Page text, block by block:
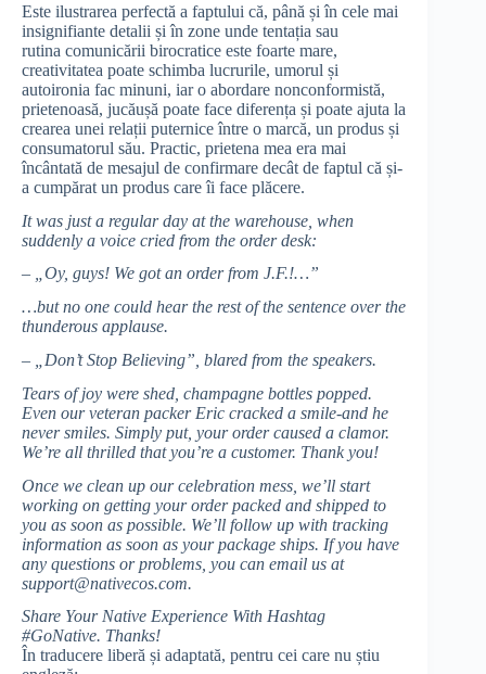
Este ilustrarea perfectă a faptului că, până și în cele mai
insignifiante detalii și în zone unde tentația sau
rutina comunicării birocratice este foarte mare,
creativitatea poate schimba lucrurile, umorul și
autoironia fac minuni, iar o abordare nonconformistă,
prietenoasă, jucăușă poate face diferența și poate ajuta la
crearea unei relații puternice între o marcă, un produs și
consumatorul său. Practic, prietena mea era mai
încântată de mesajul de confirmare decât de faptul că și-
a cumpărat un produs care îi face plăcere.
It was just a regular day at the warehouse, when
suddenly a voice cried from the order desk:
– „Oy, guys! We got an order from J.F.!…”
…but no one could hear the rest of the sentence over the
thunderous applause.
– „Don’t Stop Believing”, blared from the speakers.
Tears of joy were shed, champagne bottles popped.
Even our veteran packer Eric cracked a smile-and he
never smiles. Simply put, your order caused a clamor.
We’re all thrilled that you’re a customer. Thank you!
Once we clean up our celebration mess, we’ll start
working on getting your order packed and shipped to
you as soon as possible. We’ll follow up with tracking
information as soon as your package ships. If you have
any questions or problems, you can email us at
support@nativecos.com.
Share Your Native Experience With Hashtag
#GoNative. Thanks!
În traducere liberă și adaptată, pentru cei care nu știu